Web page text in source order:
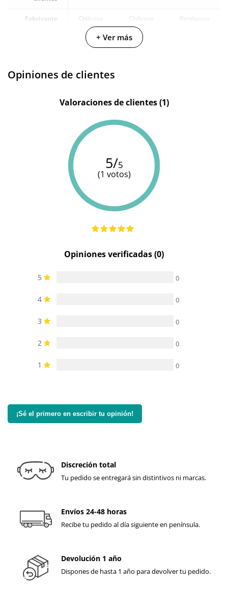
Fabricante Chilirose Chilirose Penthouse
Negro Blanco
+ Ver más
Opiniones de clientes
Valoraciones de clientes (1)
5/5
(1 votos)
Opiniones verificadas (0)
5 0
4 0
3 0
2 0
1 0
¡Sé el primero en escribir tu opinión!
Discreción total
Tu pedido se entregará sin distintivos ni marcas.
Envíos 24-48 horas
Recibe tu pedido al día siguiente en península.
Devolución 1 año
Dispones de hasta 1 año para devolver tu pedido.